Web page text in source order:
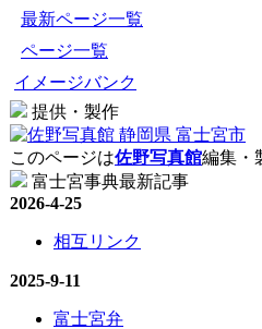
最新ページ一覧
ページ一覧
イメージバンク
提供・製作
このページは佐野写真館編集・
富士宮事典最新記事
2026-4-25
相互リンク
2025-9-11
富士宮弁